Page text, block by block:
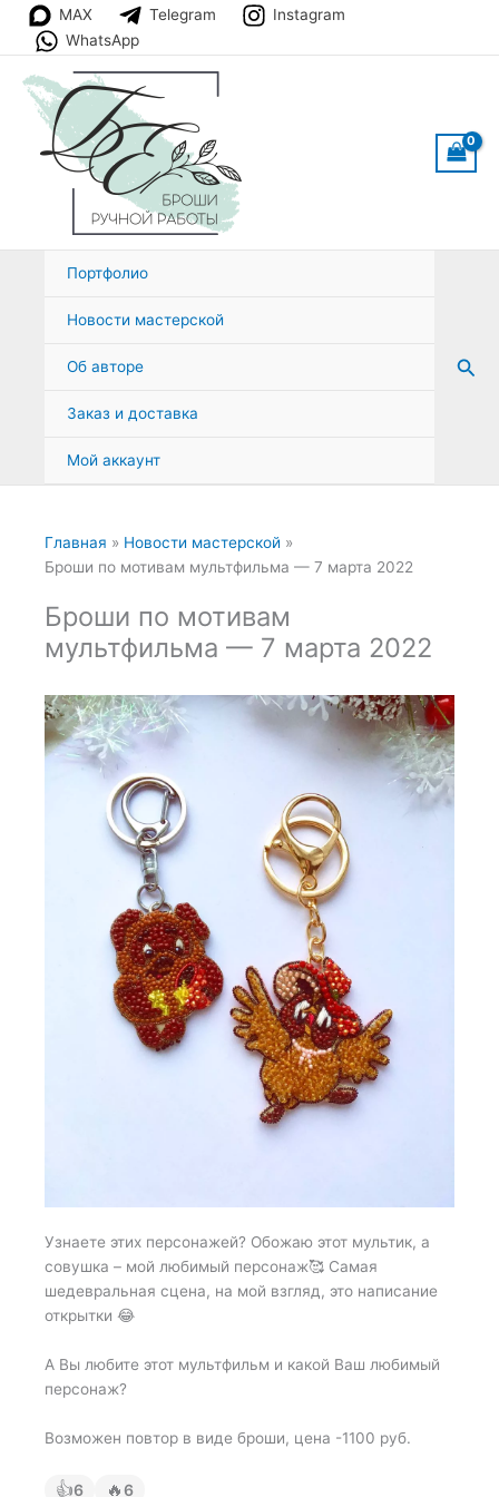
Перейти
содержимому
MAX Telegram
Instagram
WhatsApp
Портфолио
Новости мастерской
Об авторе
Заказ и доставка
Мой аккаунт
Главная
Новости мастерской
Броши по мотивам мультфильма — 7 марта 2022
Броши по мотивам
мультфильма — 7 марта 2022
Узнаете этих персонажей? Обожаю этот мультик, а
совушка – мой любимый персонаж🥰 Самая
шедевральная сцена, на мой взгляд, это написание
открытки 😂
А Вы любите этот мультфильм и какой Ваш любимый
персонаж?
Возможен повтор в виде броши, цена -1100 руб.
👍6 🔥6